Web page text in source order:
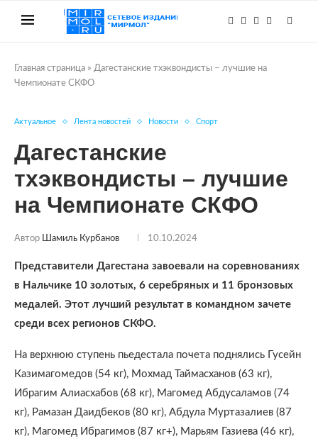
Главная страница » Дагестанские тхэквондисты – лучшие на
Чемпионате СКФО
Актуальное Лента новостей Новости Спорт
Дагестанские
тхэквондисты – лучшие
на Чемпионате СКФО
Автор Шамиль Курбанов 10.10.2024
Представители Дагестана завоевали на соревнованиях
в Нальчике 10 золотых, 6 серебряных и 11 бронзовых
медалей. Этот лучший результат в командном зачете
среди всех регионов СКФО.
На верхнюю ступень пьедестала почета поднялись Гусейн
Казимагомедов (54 кг), Мохмад Таймасханов (63 кг),
Ибрагим Алиасхабов (68 кг), Магомед Абдусаламов (74
кг), Рамазан Даидбеков (80 кг), Абдула Муртазалиев (87
кг), Магомед Ибрагимов (87 кг+), Марьям Газиева (46 кг),